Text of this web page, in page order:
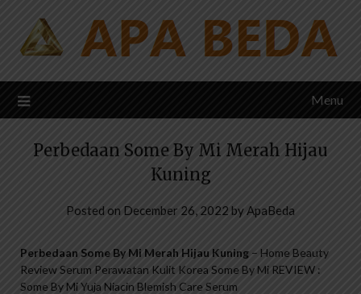
content
Menu
Perbedaan Some By Mi Merah Hijau
Kuning
Posted on December 26, 2022 byApaBeda
Perbedaan Some By Mi Merah Hijau Kuning – Home Beauty
Review Serum Perawatan Kulit Korea Some By Mi REVIEW :
Some By Mi Yuja Niacin Blemish Care Serum